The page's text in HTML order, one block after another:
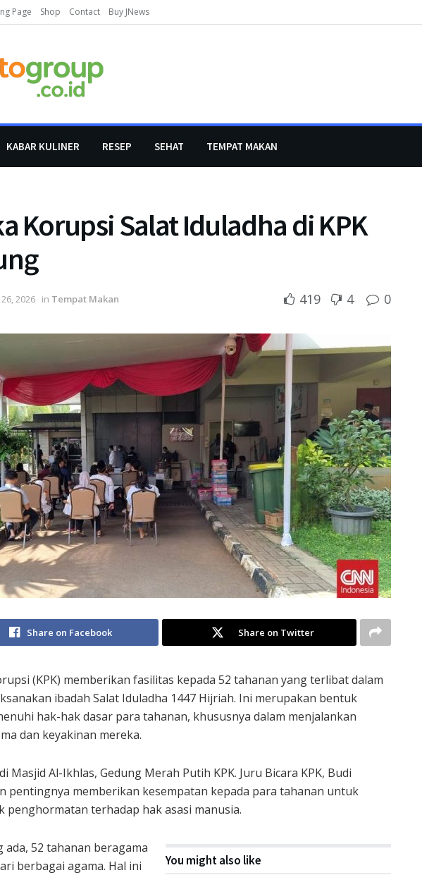
Page Shop Contact Buy JNews
KABAR KULINER RESEP SEHAT TEMPAT MAKAN
Korupsi Salat Iduladha di KPK
2026 in Tempat Makan 419 4 0
Share on Facebook Share on Twitter
(KPK) memberikan fasilitas kepada 52 tahanan yang terlibat dalam
ibadah Salat Iduladha 1447 Hijriah. Ini merupakan bentuk
hak-hak dasar para tahanan, khususnya dalam menjalankan
dan keyakinan mereka.
Masjid Al-Ikhlas, Gedung Merah Putih KPK. Juru Bicara KPK, Budi
pentingnya memberikan kesempatan kepada para tahanan untuk
penghormatan terhadap hak asasi manusia.
You might also like
52 tahanan beragama
berbagai agama. Hal ini